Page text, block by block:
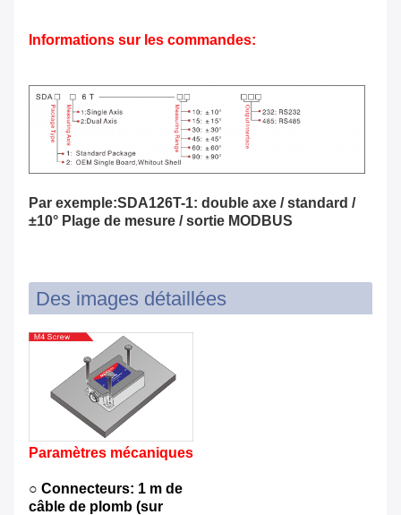
Informations sur les commandes:
Par exemple:SDA126T-1: double axe / standard /
±10° Plage de mesure / sortie MODBUS
Des images détaillées
Paramètres mécaniques
○ Connecteurs: 1 m de
câble de plomb (sur